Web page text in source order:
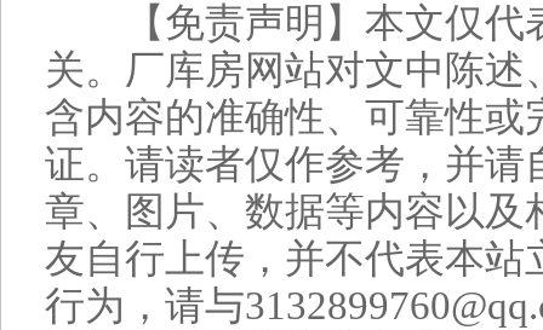
【免责声明】本文仅代
关。厂库房网站对文中陈
含内容的准确性、可靠性
证。请读者仅作参考，并
章、图片、数据等内容以
友自行上传，并不代表本
行为，请与